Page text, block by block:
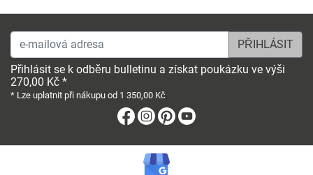
e-mailová adresa
Přihlásit se k odběru bulletinu a získat poukázku ve výši
270,00 Kč *
* Lze uplatnit při nákupu od 1 350,00 Kč
Facebook
Instagram
Pinterest